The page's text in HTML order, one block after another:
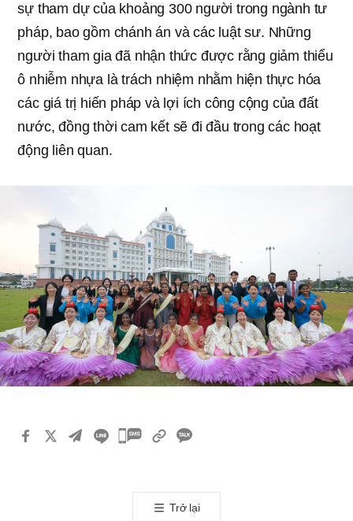
sự tham dự của khoảng 300 người trong ngành tư
pháp, bao gồm chánh án và các luật sư. Những
người tham gia đã nhận thức được rằng giảm thiểu
ô nhiễm nhựa là trách nhiệm nhằm hiện thực hóa
các giá trị hiến pháp và lợi ích công cộng của đất
nước, đồng thời cam kết sẽ đi đầu trong các hoạt
động liên quan.
카
톡
공
Trở lại